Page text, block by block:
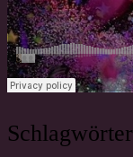
Schlagwörter